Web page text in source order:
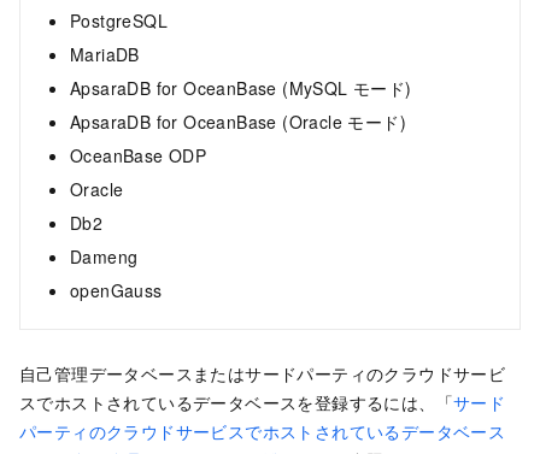
PostgreSQL
MariaDB
ApsaraDB for OceanBase (MySQL モード)
ApsaraDB for OceanBase (Oracle モード)
OceanBase ODP
Oracle
Db2
Dameng
openGauss
自己管理データベースまたはサードパーティのクラウドサービ
スでホストされているデータベースを登録するには、「サード
パーティのクラウドサービスでホストされているデータベース